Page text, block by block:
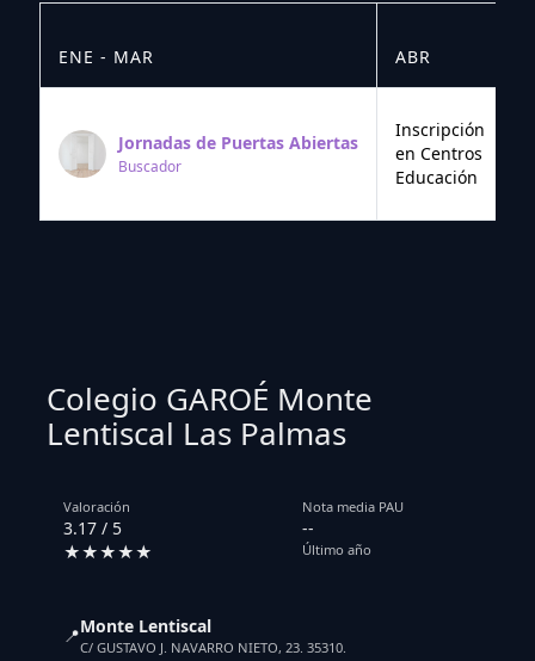
ENE - MAR ABR
Jornadas de Puertas Abiertas
Buscador
Inscripción
en Centros
Educación
Colegio GAROÉ Monte
Lentiscal Las Palmas
Valoración
3.17 / 5
★★★★★
Nota media PAU
--
Último año
📍Monte Lentiscal
C/ GUSTAVO J. NAVARRO NIETO, 23. 35310.